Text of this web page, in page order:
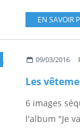
EN SAVOIR
,GRANDE
09/03/2016
Les
6 images
l'album "Je